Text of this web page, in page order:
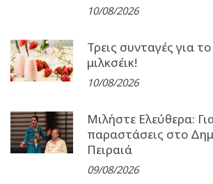
10/08/2026
Τρεις συνταγές για το
μιλκσέικ!
10/08/2026
Μιλήστε Ελεύθερα:
παραστάσεις στο
Πειραιά
09/08/2026